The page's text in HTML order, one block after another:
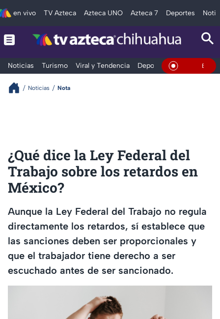
en vivo TV Azteca Azteca UNO Azteca 7 Deportes
Noticias Turismo Viral y Tendencia Deportes Espectáculos
En Vivo
Noticias Nota
¿Qué dice la Ley Federal del
Trabajo sobre los retardos en
México?
Aunque la Ley Federal del Trabajo no regula
directamente los retardos, sí establece que
las sanciones deben ser proporcionales y
que el trabajador tiene derecho a ser
escuchado antes de ser sancionado.